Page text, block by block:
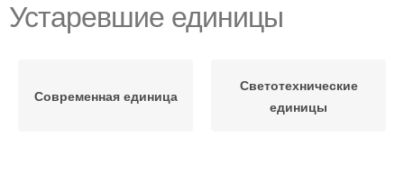
Устаревшие единицы
Современная единица
Светотехнические
единицы